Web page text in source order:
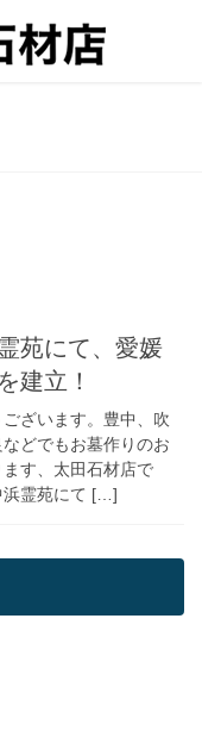
苑にて、愛媛
建立！
ざいます。豊中、吹
どでもお墓作りのお
す、太田石材店で
浜霊苑にて […]